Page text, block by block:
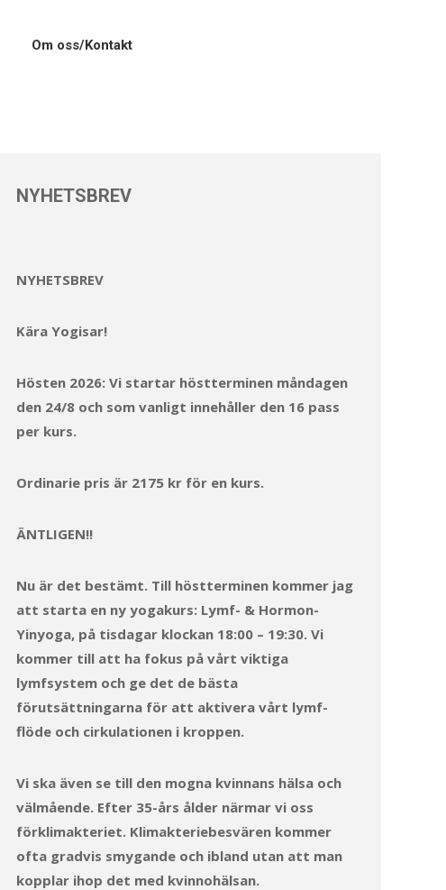
Om oss/Kontakt
NYHETSBREV
NYHETSBREV
Kära Yogisar!
Hösten 2026: Vi startar höstterminen måndagen
den 24/8 och som vanligt innehåller den 16 pass
per kurs.
Ordinarie pris är 2175 kr för en kurs.
ÄNTLIGEN!!
Nu är det bestämt. Till höstterminen kommer jag
att starta en ny yogakurs: Lymf- & Hormon-
Yinyoga, på tisdagar klockan 18:00 – 19:30. Vi
kommer till att ha fokus på vårt viktiga
lymfsystem och ge det de bästa
förutsättningarna för att aktivera vårt lymf-
flöde och cirkulationen i kroppen.
Vi ska även se till den mogna kvinnans hälsa och
välmående. Efter 35-års ålder närmar vi oss
förklimakteriet. Klimakteriebesvären kommer
ofta gradvis smygande och ibland utan att man
kopplar ihop det med kvinnohälsan.